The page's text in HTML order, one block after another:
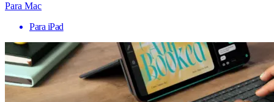
Para Mac
Para iPad